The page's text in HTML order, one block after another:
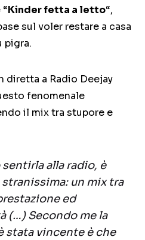
Kinder fetta a letto“,
sul voler restare a casa
pigra.
diretta a Radio Deejay
fenomenale
il mix tra stupore e
alla radio, è
un mix tra
ed
(…) Secondo me la
stata vincente è che